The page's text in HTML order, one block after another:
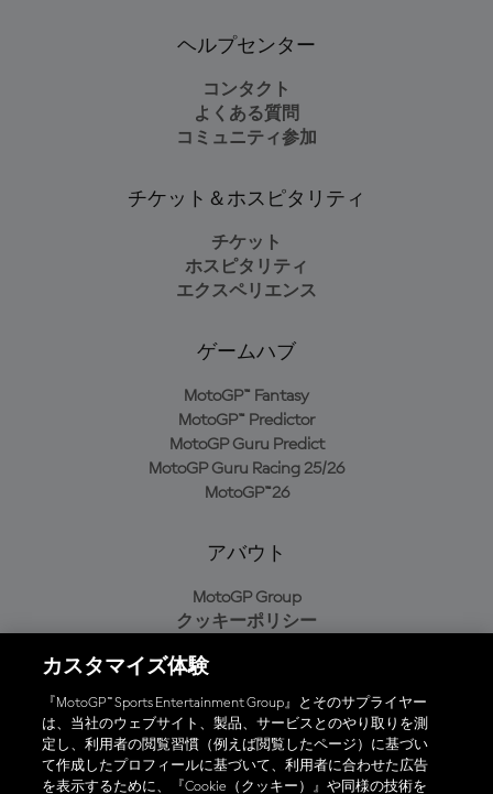
ヘルプセンター
コンタクト
よくある質問
コミュニティ参加
チケット＆ホスピタリティ
チケット
ホスピタリティ
エクスペリエンス
ゲームハブ
MotoGP™ Fantasy
MotoGP™ Predictor
MotoGP Guru Predict
MotoGP Guru Racing 25/26
MotoGP™26
アバウト
MotoGP Group
クッキーポリシー
プライバシーポリシー
購入ポリシー
オフィシャルアプリ
カスタマイズ体験
『MotoGP™ Sports Entertainment Group』とそのサプライヤー
は、当社のウェブサイト、製品、サービスとのやり取りを測
定し、利用者の閲覧習慣（例えば閲覧したページ）に基づい
て作成したプロフィールに基づいて、利用者に合わせた広告
を表示するために、『Cookie（クッキー）』や同様の技術を